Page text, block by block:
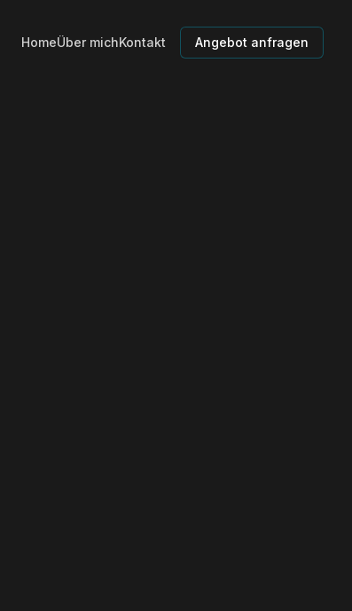
HomeÜber michKontakt Angebot anfragen